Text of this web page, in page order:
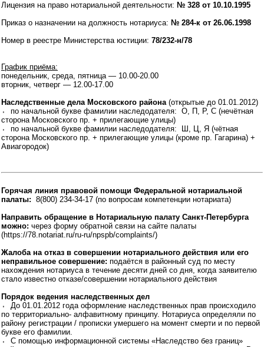
Лицензия на право нотариальной деятельности: № 328 от 10.10.1995
Приказ о назначении на должность нотариуса: № 284-к от 26.06.1998
Номер в реестре Министерства юстиции: 78/232-н/78
График приёма:
понедельник, среда, пятница — 10.00-20.00
вторник, четверг — 12.00-17.00
Наследственные дела Московского района (открытые до 01.01.2012)
⬫ по начальной букве фамилии наследодателя: О, П, Р, С (нечётная
сторона Московского пр. + прилегающие улицы)
⬫ по начальной букве фамилии наследодателя: Ш, Ц, Я (чётная
сторона Московского пр. + прилегающие улицы (кроме пр. Гагарина) +
Авиагородок)
Горячая линия правовой помощи Федеральной нотариальной
палаты: 8(800) 234-34-17 (по вопросам компетенции нотариата)
Направить обращение в Нотариальную палату Санкт-Петербурга
можно: через форму обратной связи на сайте палаты
(https://78.notariat.ru/ru-ru/npspb/complaints/)
Жалоба на отказ в совершении нотариального действия или его
неправильное совершение: подаётся в районный суд по месту
нахождения нотариуса в течение десяти дней со дня, когда заявителю
стало известно отказе/совершении нотариального действия
Порядок ведения наследственных дел
⬫ До 01.01.2012 года оформление наследственных прав происходило
по территориально- алфавитному принципу. Нотариуса определяли по
району регистрации / прописки умершего на момент смерти и по первой
букве его фамилии.
⬫ С помощью информационной системы «Наследство без границ»